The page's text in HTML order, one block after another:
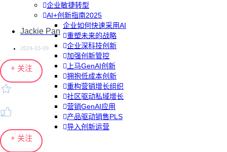
企业敏捷转型
AI+创新指南2025
企业如何快速采用AI
重塑未来的战略
企业深科技创新
加强创新管控
上马GenAI创新
拥抱低成本创新
重构营销增长组织
社区驱动私域增长
营销GenAI应用
产品驱动销售PLS
导入创新运营
Jackie Pan
2024-03-09
+ 关注
+ 关注